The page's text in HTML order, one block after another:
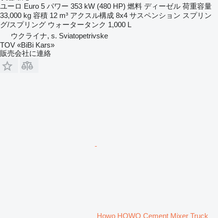
ユーロ Euro 5 パワー 353 kW (480 HP) 燃料 ディーゼル 荷重容量
33,000 kg 容積 12 m³ アクスル構成 8x4 サスペンション スプリン
グ/スプリング ウォータータンク 1,000 L
ウクライナ, s. Sviatopetrivske
TOV «BiBi Kars»
販売会社に連絡
Howo HOWO Cement Mixer Truck